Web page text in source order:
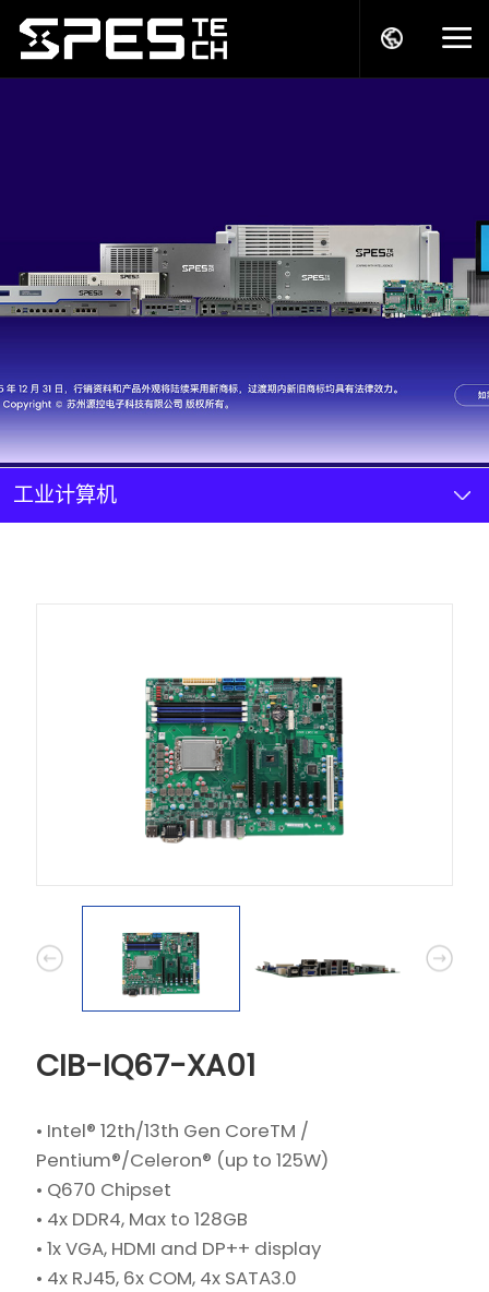
解决方案
商务模式
新闻资讯
工业计算机
CIB-IQ67-XA01
• Intel® 12th/13th Gen CoreTM /
Pentium®/Celeron® (up to 125W)
• Q670 Chipset
• 4x DDR4, Max to 128GB
• 1x VGA, HDMI and DP++ display
• 4x RJ45, 6x COM, 4x SATA3.0